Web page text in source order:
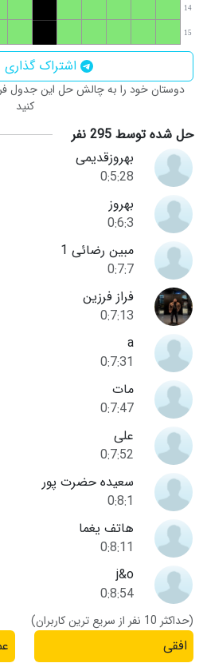
14
15
اشتراک گذاری
دوستان خود را به چالش حل این جدول
کنید
حل شده توسط 295 نفر
بهروزقدیمی
0:5:28
بهروز
0:6:3
مبین رضائی 1
0:7:7
فراز فرزین
0:7:13
a
0:7:31
مات
0:7:47
علی
0:7:52
سعیده حضرت پور
0:8:1
هاتف یغما
0:8:11
j&o
0:8:54
(حداکثر 10 نفر از سریع ترین کاربران)
افقی